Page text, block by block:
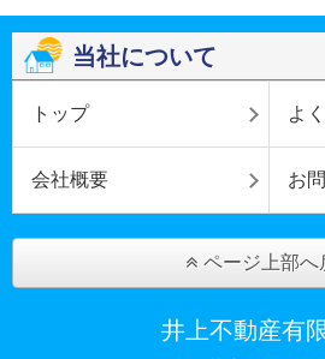
当社について
トップ よ
会社概要 お
ページ上部へ
井上不動産有